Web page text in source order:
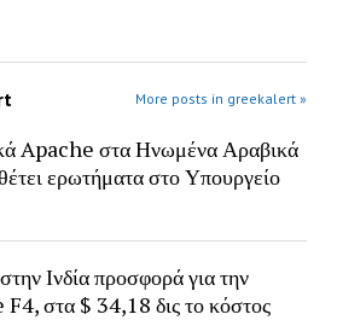
More posts in greekalert »
Apache στα Ηνωμένα Αραβικά
ερωτήματα στο Υπουργείο
Ινδία προσφορά για την
στα $ 34,18 δις το κόστος